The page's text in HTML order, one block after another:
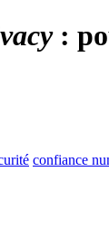
:
confiance